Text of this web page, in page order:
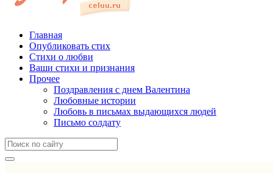
Главная
Опубликовать стих
Стихи о любви
Ваши стихи и признания
Прочее
Поздравления с днем Валентина
Любовные истории
Любовь в письмах выдающихся людей
Письмо солдату